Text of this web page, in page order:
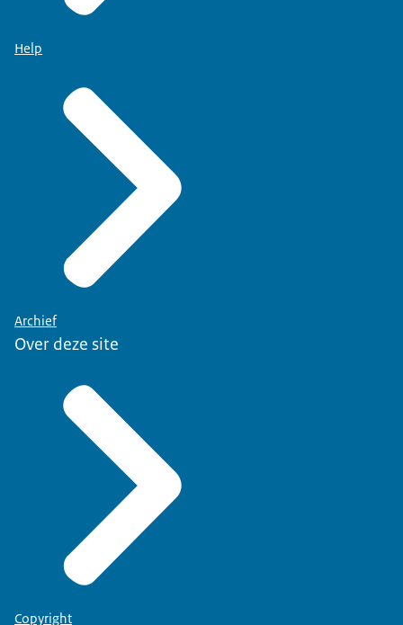
Help
Archief
Over deze site
Copyright